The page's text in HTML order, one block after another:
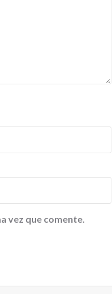
vez que comente.